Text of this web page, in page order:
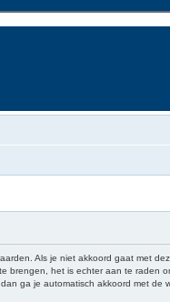
Als je niet akkoord gaat met
brengen, het is echter aan te raden
ga je automatisch akkoord met de